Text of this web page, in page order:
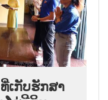
ເກັບຮັກສາ